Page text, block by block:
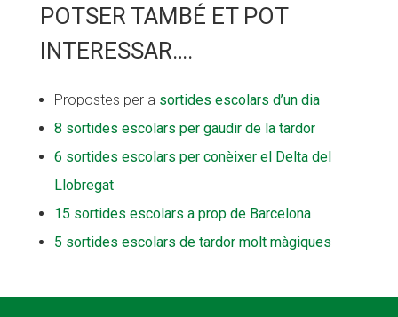
POTSER TAMBÉ ET POT
INTERESSAR….
Propostes per a sortides escolars d’un dia
8 sortides escolars per gaudir de la tardor
6 sortides escolars per conèixer el Delta del
Llobregat
15 sortides escolars a prop de Barcelona
5 sortides escolars de tardor molt màgiques